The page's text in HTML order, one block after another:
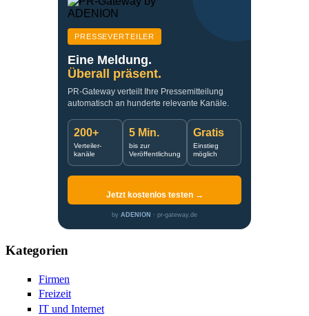
PRESSEVERTEILER
Eine Meldung.
Überall präsent.
PR-Gateway verteilt Ihre Pressemitteilung
automatisch an hunderte relevante Kanäle.
200+
Verteiler-
kanäle
5 Min.
bis zur
Veröffentlichung
Gratis
Einstieg
möglich
Jetzt kostenlos testen →
by ADENION · pr-gateway.de
Kategorien
Firmen
Freizeit
IT und Internet